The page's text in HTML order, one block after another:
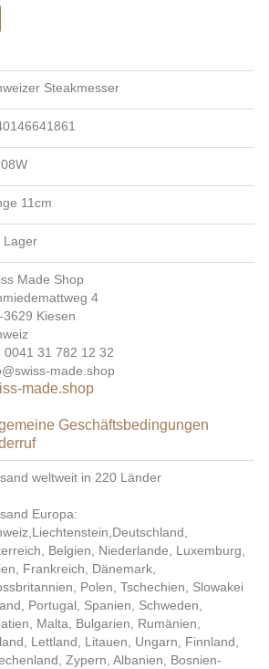
Steakmesser
11cm
Lager
Made Shop
4
3629 Kiesen
0041 31 782 12 32
made.shop
made.shop
Geschäftsbedingungen
weltweit in 220 Länder
Europa:
Belgien, Niederlande, Luxemburg,
Frankreich, Dänemark,
Polen, Tschechien, Slowakei
Portugal, Spanien, Schweden,
Malta, Bulgarien, Rumänien,
Lettland, Litauen, Ungarn, Finnland,
Zypern, Albanien, Bosnien-